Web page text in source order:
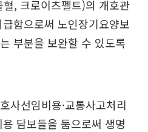
, 크로이츠펠트)의 개호관
함으로써 노인장기요양보
부분을 보완할 수 있도록
사선임비용·교통사고처리
담보들을 둠으로써 생명